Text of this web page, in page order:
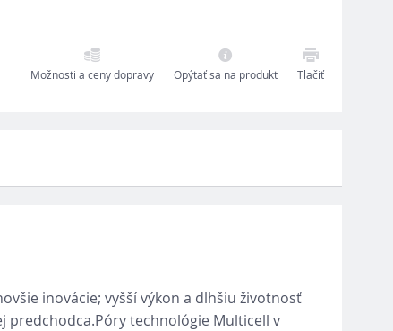
Možnosti a ceny dopravy Opýtať sa na produkt Tlačiť
inovácie; vyšší výkon a dlhšiu životnosť
predchodca.Póry technológie Multicell v